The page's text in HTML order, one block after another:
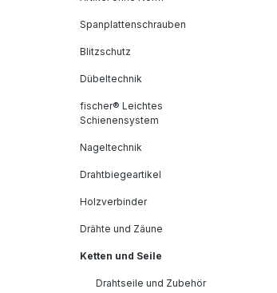
Spanplattenschrauben
Blitzschutz
Dübeltechnik
fischer® Leichtes
Schienensystem
Nageltechnik
Drahtbiegeartikel
Holzverbinder
Drähte und Zäune
Ketten und Seile
Drahtseile und Zubehör